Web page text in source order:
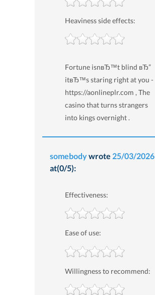
Heaviness side effects:
Fortune isnвЂ™t blind вЂ”
itвЂ™s staring right at you -
https://aonlineplr.com , The
casino that turns strangers
into kings overnight .
somebodywrote 25/03/2026
at(0/5):
Effectiveness:
Ease of use:
Willingness to recommend: